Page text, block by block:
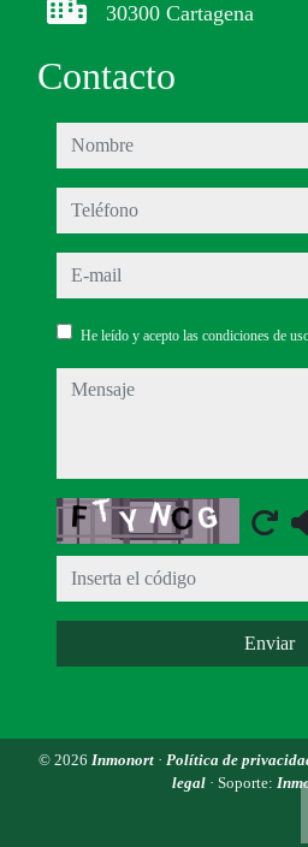
30300 Cartagena
Contacto
nombre
teléfono
e-mail
He leído y acepto las condiciones de
mensaje
Captcha
Enviar
© 2026 Inmonort · Política de
legal · Soporte: